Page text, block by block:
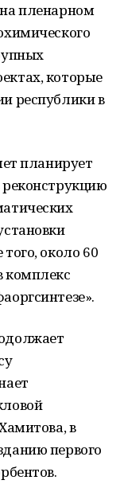
пленарном
которые
республики в
планирует
около 60
комплекс
в
первого